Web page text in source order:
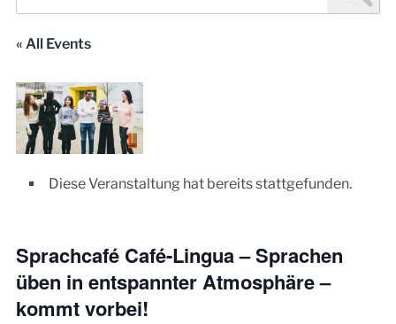
« All Events
Diese Veranstaltung hat bereits stattgefunden.
Sprachcafé Café-Lingua – Sprachen
üben in entspannter Atmosphäre –
kommt vorbei!